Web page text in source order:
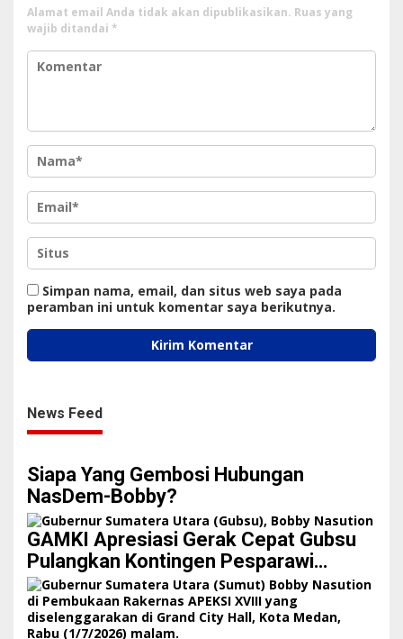
Alamat email Anda tidak akan dipublikasikan. Ruas yang
wajib ditandai *
Simpan nama, email, dan situs web saya pada
peramban ini untuk komentar saya berikutnya.
News Feed
Siapa Yang Gembosi Hubungan
NasDem-Bobby?
GAMKI Apresiasi Gerak Cepat Gubsu
Pulangkan Kontingen Pesparawi
Sumut Lewat Extra Flight